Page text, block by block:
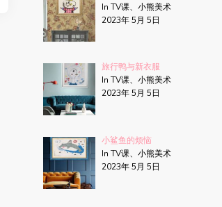
In TV课、小熊美术
2023年 5月 5日
旅行鸭与新衣服
In TV课、小熊美术
2023年 5月 5日
小鲨鱼的烦恼
In TV课、小熊美术
2023年 5月 5日